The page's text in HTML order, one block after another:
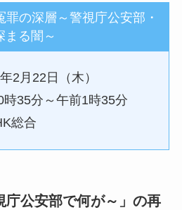
の深層～警視庁公安部・
まる闇～
2月22日（木）
時35分～午前1時35分
総合
庁公安部で何が～」の再